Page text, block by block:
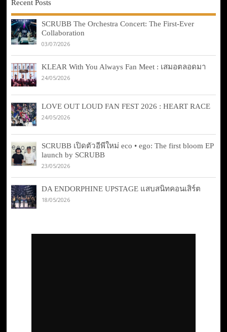
Recent Posts
SCRUBB The Orchestra Concert: The First-Ever
Collaboration
03/07/2026
KLEAR With You Always Fan Meet : เสมอตลอดมา
24/05/2026
LOVE OUT LOUD FAN FEST 2026 : HEART RACE
24/05/2026
SCRUBB เปิดตัวอีพีใหม่ eco • ego: The first bloom EP
launch by SCRUBB
23/05/2026
DA ENDORPHINE UPSTAGE แสบสนิทคอนเสิร์ต
18/05/2026